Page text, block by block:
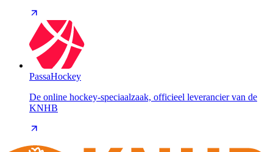
PassaHockey
De online hockey-speciaalzaak, officieel leverancier van de
KNHB